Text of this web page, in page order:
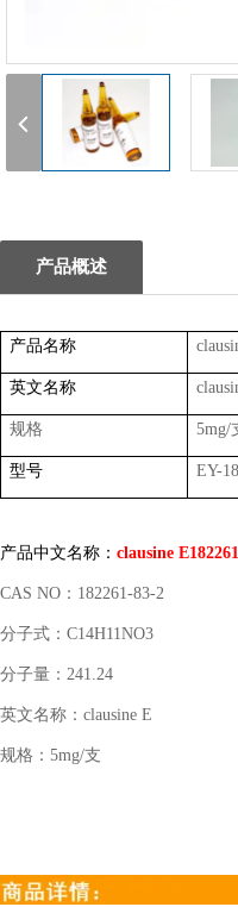
产品概述
产品名称
英文名称
规格 5mg/
型号 EY-
产品中文名称： clausine
CAS NO ： 182261-83-2
分子式： C14H11NO3
分子量： 241.24
英文名称： clausine E
规格： 5mg/支